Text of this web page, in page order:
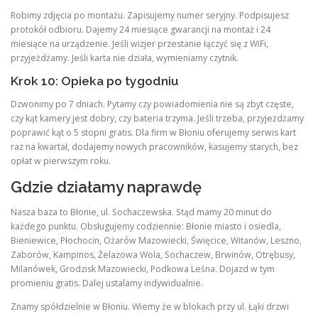
Robimy zdjęcia po montażu. Zapisujemy numer seryjny. Podpisujesz
protokół odbioru. Dajemy 24 miesiące gwarancji na montaż i 24
miesiące na urządzenie. Jeśli wizjer przestanie łączyć się z WiFi,
przyjeżdżamy. Jeśli karta nie działa, wymieniamy czytnik.
Krok 10: Opieka po tygodniu
Dzwonimy po 7 dniach. Pytamy czy powiadomienia nie są zbyt częste,
czy kąt kamery jest dobry, czy bateria trzyma. Jeśli trzeba, przyjeżdżamy
poprawić kąt o 5 stopni gratis. Dla firm w Błoniu oferujemy serwis kart
raz na kwartał, dodajemy nowych pracowników, kasujemy starych, bez
opłat w pierwszym roku.
Gdzie działamy naprawdę
Nasza baza to Błonie, ul. Sochaczewska. Stąd mamy 20 minut do
każdego punktu. Obsługujemy codziennie: Błonie miasto i osiedla,
Bieniewice, Płochocin, Ożarów Mazowiecki, Święcice, Witanów, Leszno,
Zaborów, Kampinos, Żelazowa Wola, Sochaczew, Brwinów, Otrębusy,
Milanówek, Grodzisk Mazowiecki, Podkowa Leśna. Dojazd w tym
promieniu gratis. Dalej ustalamy indywidualnie.
Znamy spółdzielnie w Błoniu. Wiemy że w blokach przy ul. Łąki drzwi